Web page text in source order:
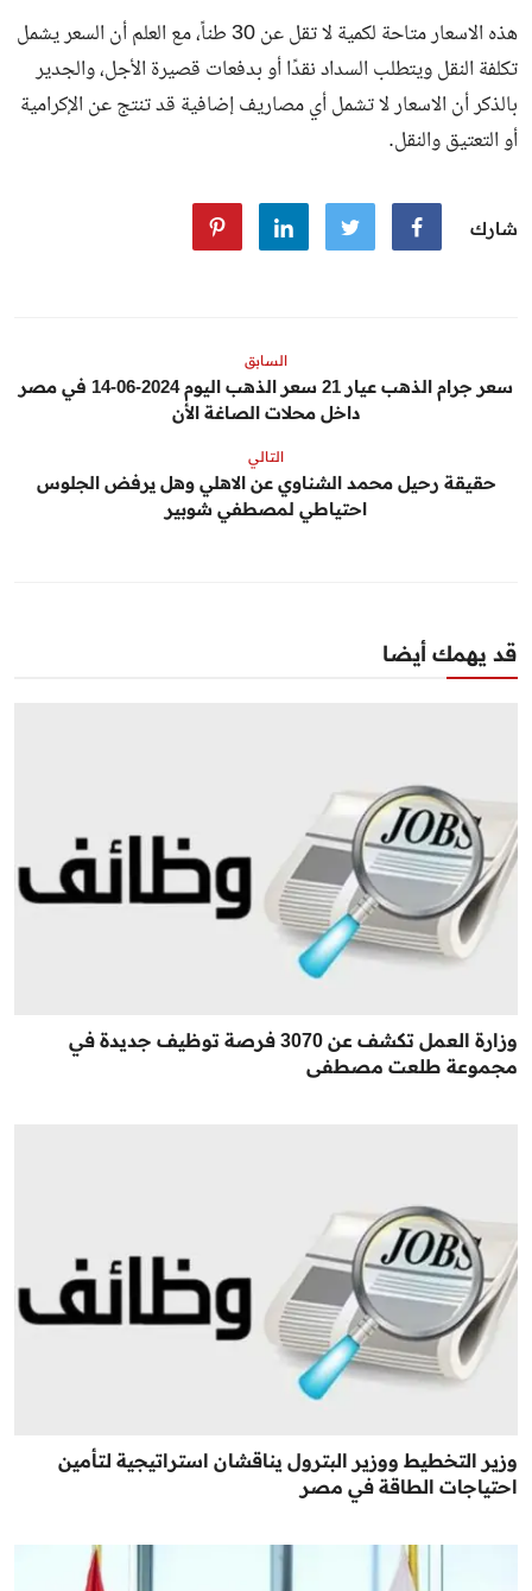
هذه الاسعار متاحة لكمية لا تقل عن 30 طناً، مع العلم أن السعر يشمل
تكلفة النقل ويتطلب السداد نقدًا أو بدفعات قصيرة الأجل، والجدير
بالذكر أن الاسعار لا تشمل أي مصاريف إضافية قد تنتج عن الإكرامية
أو التعتيق والنقل.
شارك
السابق
سعر جرام الذهب عيار 21 سعر الذهب اليوم 2024-06-14 في مصر
داخل محلات الصاغة الأن
التالي
حقيقة رحيل محمد الشناوي عن الاهلي وهل يرفض الجلوس
احتياطي لمصطفي شوبير
قد يهمك أيضا
وزارة العمل تكشف عن 3070 فرصة توظيف جديدة في
مجموعة طلعت مصطفى
وزير التخطيط ووزير البترول يناقشان استراتيجية لتأمين
احتياجات الطاقة في مصر